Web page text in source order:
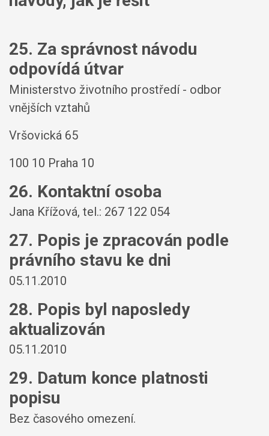
25. Za správnost návodu
odpovídá útvar
Ministerstvo životního prostředí - odbor
vnějších vztahů
Vršovická 65
100 10 Praha 10
26. Kontaktní osoba
Jana Křížová, tel.: 267 122 054
27. Popis je zpracován podle
právního stavu ke dni
05.11.2010
28. Popis byl naposledy
aktualizován
05.11.2010
29. Datum konce platnosti
popisu
Bez časového omezení.